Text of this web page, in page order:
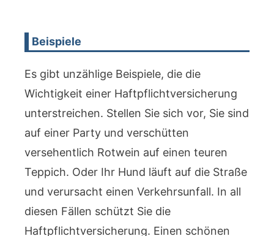
Beispiele
Es gibt unzählige Beispiele, die die
Wichtigkeit einer Haftpflichtversicherung
unterstreichen. Stellen Sie sich vor, Sie sind
auf einer Party und verschütten
versehentlich Rotwein auf einen teuren
Teppich. Oder Ihr Hund läuft auf die Straße
und verursacht einen Verkehrsunfall. In all
diesen Fällen schützt Sie die
Haftpflichtversicherung. Einen schönen